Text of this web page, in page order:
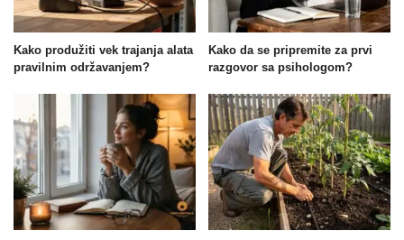
Kako produžiti vek trajanja alata
pravilnim održavanjem?
Kako da se pripremite za prvi
razgovor sa psihologom?